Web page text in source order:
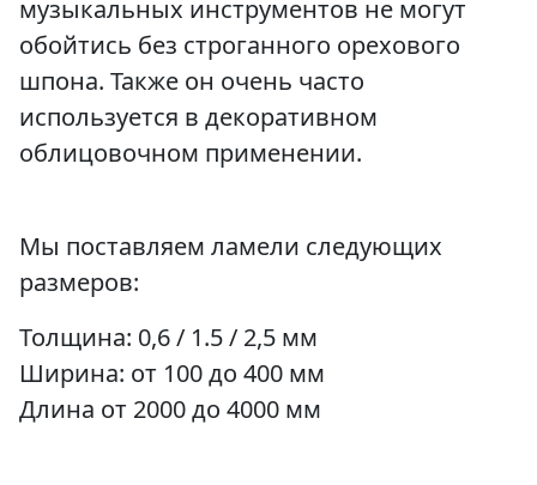
музыкальных инструментов не могут
обойтись без строганного орехового
шпона. Также он очень часто
используется в декоративном
облицовочном применении.
Мы поставляем ламели следующих
размеров:
Толщина: 0,6 / 1.5 / 2,5 мм
Ширина: от 100 до 400 мм
Длина от 2000 до 4000 мм